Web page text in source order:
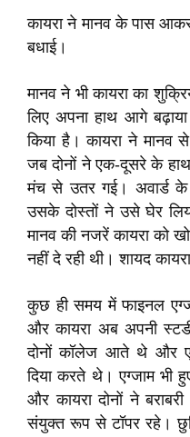
कायरा ने मानव के पास
बधाई।
मानव ने भी कायरा का
लिए अपना हाथ आगे
किया है। कायरा ने मानव
जब दोनों ने एक-दूसरे के
मंच से उतर गई। अवार्ड
उसके दोस्तों ने उसे घेर
मानव की नजरें कायरा को
नहीं दे रही थी। शायद
कुछ ही समय में फाइनल
और कायरा अब अपनी
दोनों कॉलेज आते थे और
दिया करते थे। एग्जाम भी
और कायरा दोनों ने
संयुक्त रूप से टॉपर रहे।